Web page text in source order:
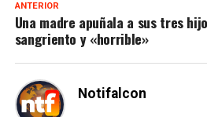
ANTERIOR
Una madre apuñala a sus tres
sangriento y «horrible»
Notifalcon